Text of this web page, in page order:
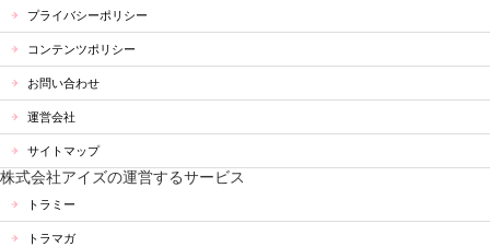
プライバシーポリシー
コンテンツポリシー
お問い合わせ
運営会社
サイトマップ
株式会社アイズの運営するサービス
トラミー
トラマガ